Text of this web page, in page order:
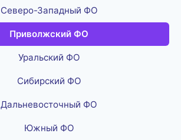
Северо-Западный ФО
Приволжский ФО
Уральский ФО
Сибирский ФО
Дальневосточный ФО
Южный ФО